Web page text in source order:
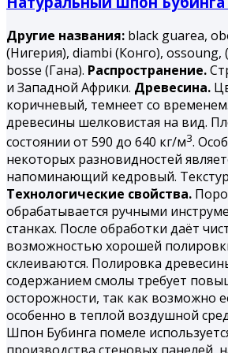
Другие названия: black guarea,
(Нигерия), diambi (Конго), ossoung,
bosse (Гана). Распространение.
и Западной Африки. Древесина.
коричневый, темнеет со
древесины шелковистая на вид.
состоянии от 590 до 640 кг/м3.
некоторых разновидностей
напоминающий кедровый.
Технологические свойства.
обрабатывается ручными
станках. После обработки даёт
возможностью хорошей
склеиваются. Полировка
содержанием смолы требует
осторожности, так как возможно
особенно в теплой воздушной
Шпон Бубинга помеле